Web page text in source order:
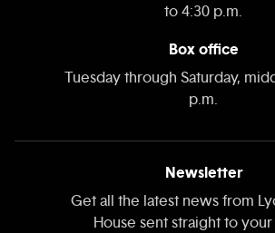
to 4:30 p.m.
Box office
Tuesday through Saturday,
p.m.
Newsletter
Get all the latest news from
House sent straight to